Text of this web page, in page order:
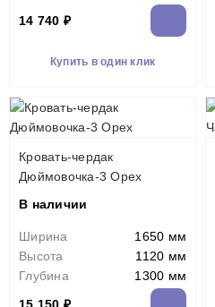
14 740 ₽
Купить в один клик
Кровать-чердак
Дюймовочка-3 Орех
В наличии
Ширина
1650 мм
Высота
1120 мм
Глубина
1300 мм